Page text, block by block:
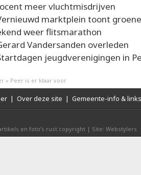
meer vluchtmisdrijven
marktplein toont
weer flitsmarathon
Vandersanden overleden
jeugdverenigingen in
» Peer is er klaar voor
| Over deze site | Gemeente-info & links
en foto’s rust copyright | Site: Webstylers